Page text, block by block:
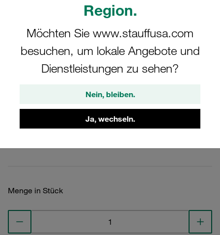
Region.
Möchten Sie www.stauffusa.com
besuchen, um lokale Angebote und
Dienstleistungen zu sehen?
Nein, bleiben.
Ja, wechseln.
Komplettschelle Standard-Baureihe Gr.
1 Ø6mm Polyamid W10 gerippt, mit
Vorspannung Anschweißpl., kurz
Schlitzschraube
SP-106-PA-LI-M-W10
STAUFF Materialnr. 1110000498
Menge in Stück